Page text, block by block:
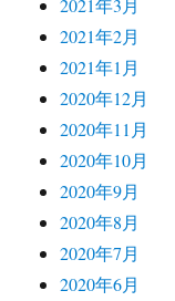
2021年3月
2021年2月
2021年1月
2020年12月
2020年11月
2020年10月
2020年9月
2020年8月
2020年7月
2020年6月